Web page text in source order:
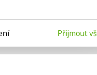
Přijmout